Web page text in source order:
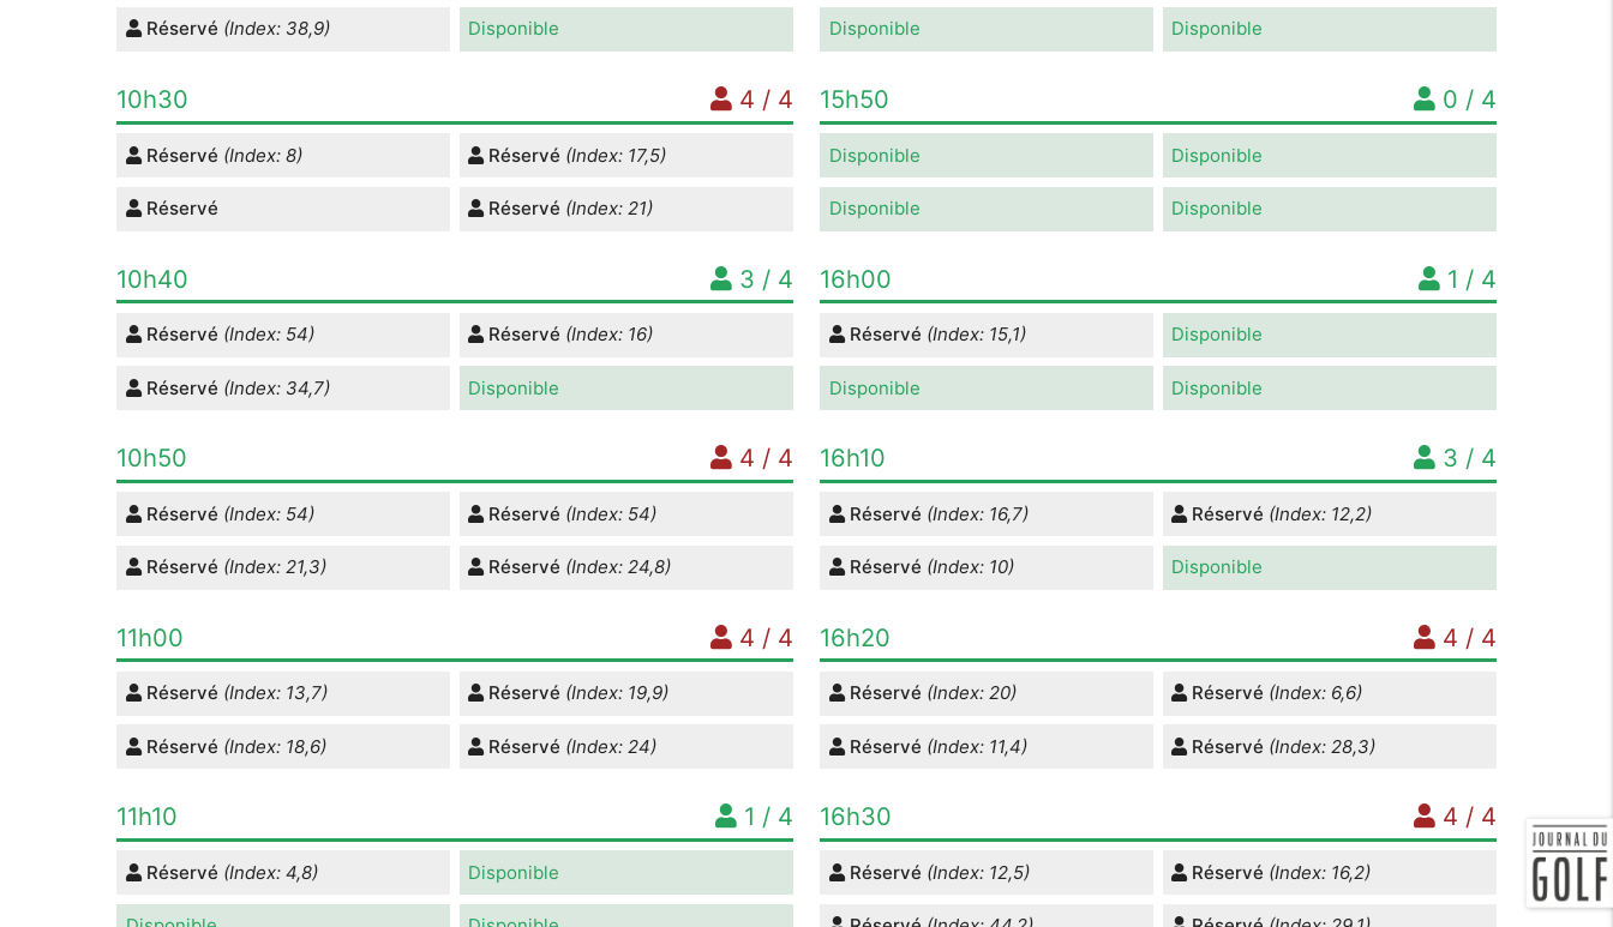
Réservé (Index: 38,9) Disponible
10h30 4 / 4
Réservé (Index: 8) Réservé (Index: 17,5)
Réservé Réservé (Index: 21)
10h40 3 / 4
Réservé (Index: 54) Réservé (Index: 16)
Réservé (Index: 34,7) Disponible
10h50 4 / 4
Réservé (Index: 54) Réservé (Index: 54)
Réservé (Index: 21,3) Réservé (Index: 24,8)
11h00 4 / 4
Réservé (Index: 13,7) Réservé (Index: 19,9)
Réservé (Index: 18,6) Réservé (Index: 24)
11h10 1 / 4
Réservé (Index: 4,8) Disponible
Disponible Disponible
15h50 0 / 4
Disponible Disponible
Disponible Disponible
16h00 1 / 4
Réservé (Index: 15,1) Disponible
Disponible Disponible
16h10 3 / 4
Réservé (Index: 16,7) Réservé (Index: 12,2)
Réservé (Index: 10) Disponible
16h20 4 / 4
Réservé (Index: 20) Réservé (Index: 6,6)
Réservé (Index: 11,4) Réservé (Index: 28,3)
16h30 4 / 4
Réservé (Index: 12,5) Réservé (Index: 16,2)